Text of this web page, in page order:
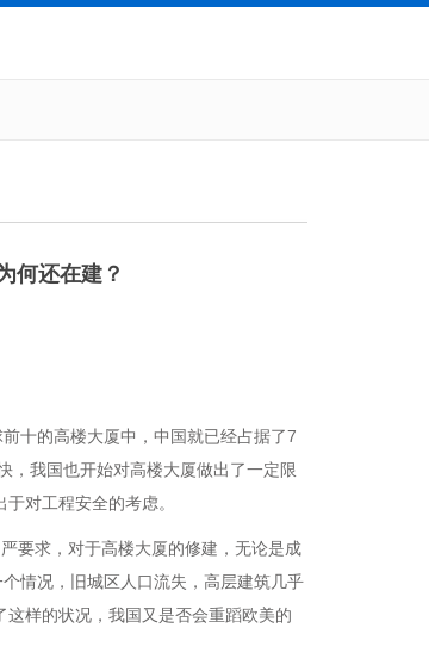
何还在建？
十的高楼大厦中，中国就已经占据了7
，我国也开始对高楼大厦做出了一定限
对工程安全的考虑。
要求，对于高楼大厦的修建，无论是成
情况，旧城区人口流失，高层建筑几乎
这样的状况，我国又是否会重蹈欧美的